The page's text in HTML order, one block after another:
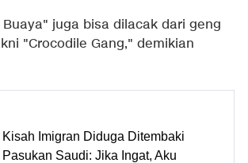
juga bisa dilacak dari geng
"Crocodile Gang," demikian
Kisah Imigran Diduga Ditembaki
Pasukan Saudi: Jika Ingat, Aku